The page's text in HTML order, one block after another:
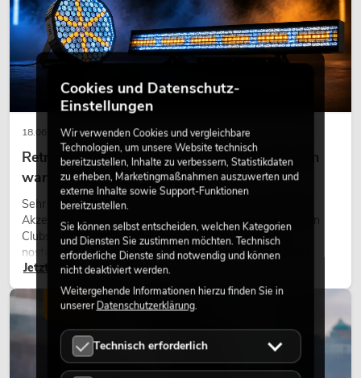
18.06.2026
Retro-Licht im modernen Lichtdesign: Warum
warmes Licht wieder wirkt
Sehr warmes Licht, sichtbare Leuchtflächen und farbige
Akzente prägen viele aktuelle Lichtdesigns auf Bühnen, in
Clubs und bei Events. Retro-Licht ist dabei kein rein
nostalgischer Effekt, sondern ein bewusst eingesetztes
Gestaltungsmittel: Es schafft Atmosphäre, gibt Szenen
Charakter und kann technische LED-Setups emotionaler
wirken lassen.
Jetzt lesen
LICHT
Cookies und Datenschutz-
Einstellungen
Wir verwenden Cookies und vergleichbare
Technologien, um unsere Website technisch
bereitzustellen, Inhalte zu verbessern, Statistikdaten
zu erheben, Marketingmaßnahmen auszuwerten und
externe Inhalte sowie Support-Funktionen
bereitzustellen.
Sie können selbst entscheiden, welchen Kategorien
und Diensten Sie zustimmen möchten. Technisch
erforderliche Dienste sind notwendig und können
nicht deaktiviert werden.
Weitergehende Informationen hierzu finden Sie in
unsererDatenschutzerklärung.
Technisch erforderlich